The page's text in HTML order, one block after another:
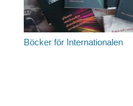
Böcker för Internationalen